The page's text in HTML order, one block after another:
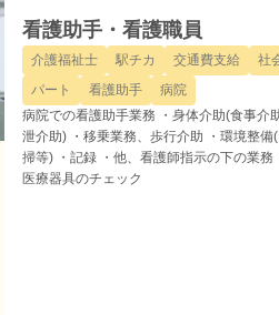
看護助手・看護職員
介護福祉士 駅チカ 交通費支給
社
パート
看護助手
病院
病院での看護助手業務 ・身体介助(食事介
泄介助) ・移乗業務、歩行介助 ・環境整備
掃等) ・記録 ・他、看護師指示の下の業務
医療器具のチェック